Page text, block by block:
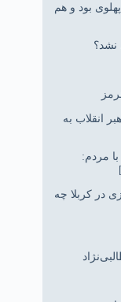
بود و هم
نشد؟
انقلاب به
مردم:
در کربلا چه